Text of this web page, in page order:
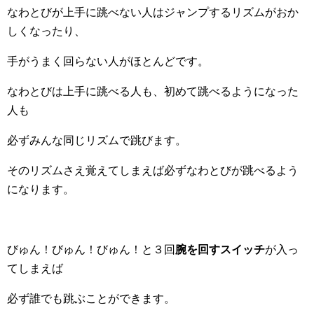
なわとびが上手に跳べない人はジャンプするリズムがおか
しくなったり、
手がうまく回らない人がほとんどです。
なわとびは上手に跳べる人も、初めて跳べるようになった
人も
必ずみんな同じリズムで跳びます。
そのリズムさえ覚えてしまえば必ずなわとびが跳べるよう
になります。
びゅん！びゅん！びゅん！と３回 腕を回すスイッチが入っ
てしまえば
必ず誰でも跳ぶことができます。